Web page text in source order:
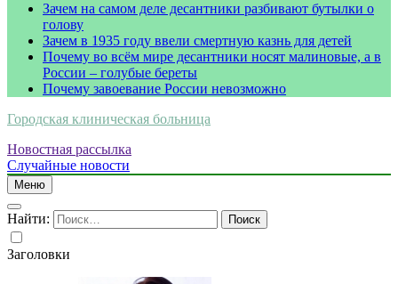
Зачем на самом деле десантники разбивают бутылки о
голову
Зачем в 1935 году ввели смертную казнь для детей
Почему во всём мире десантники носят малиновые, а в
России – голубые береты
Почему завоевание России невозможно
Городская клиническая больница
Новостная рассылка
Случайные новости
Меню
Найти:
Заголовки